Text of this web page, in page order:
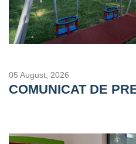
05 August, 2026
COMUNICAT DE